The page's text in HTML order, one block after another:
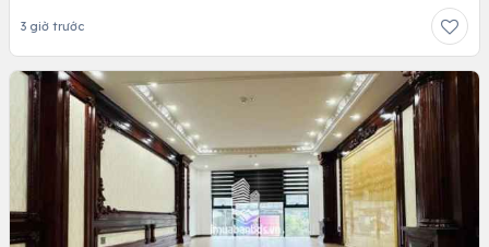
3 giờ trước